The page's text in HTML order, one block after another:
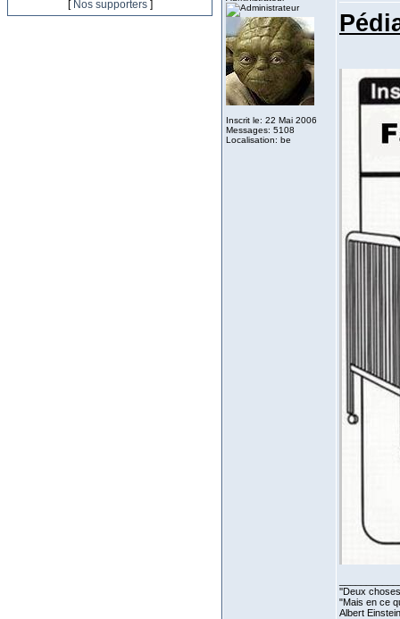
[ Nos supporters]
Inscrit le: 22 Mai 2006
Messages: 5108
Localisation: be
''Deux
"Mais en ce
Albert